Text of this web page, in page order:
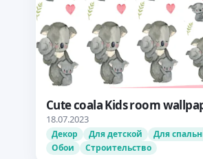
Cute coala Kids room
18.07.2023
Декор Для детской
Для
Обои
Строительство